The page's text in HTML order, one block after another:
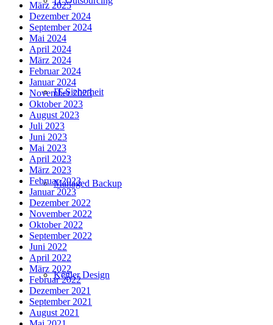
IT-Sicherheit
Managed Backup
Kegler Design
März 2025
Dezember 2024
September 2024
Mai 2024
April 2024
März 2024
Februar 2024
Januar 2024
November 2023
Oktober 2023
August 2023
Juli 2023
Juni 2023
Mai 2023
April 2023
März 2023
Februar 2023
Januar 2023
Dezember 2022
November 2022
Oktober 2022
September 2022
Juni 2022
April 2022
März 2022
Februar 2022
Dezember 2021
September 2021
August 2021